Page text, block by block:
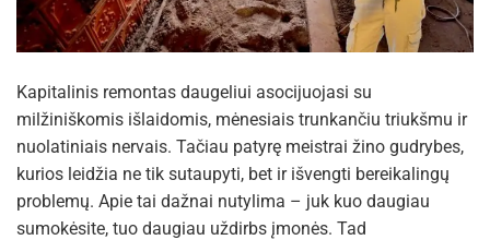
Kapitalinis remontas daugeliui asocijuojasi su
milžiniškomis išlaidomis, mėnesiais trunkančiu triukšmu ir
nuolatiniais nervais. Tačiau patyrę meistrai žino gudrybes,
kurios leidžia ne tik sutaupyti, bet ir išvengti bereikalingų
problemų. Apie tai dažnai nutylima – juk kuo daugiau
sumokėsite, tuo daugiau uždirbs įmonės. Tad